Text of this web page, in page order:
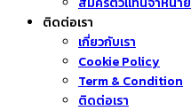
ติดต่อเรา
เกี่ยวกับเรา
Cookie Policy
Term & Condition
ติดต่อเรา